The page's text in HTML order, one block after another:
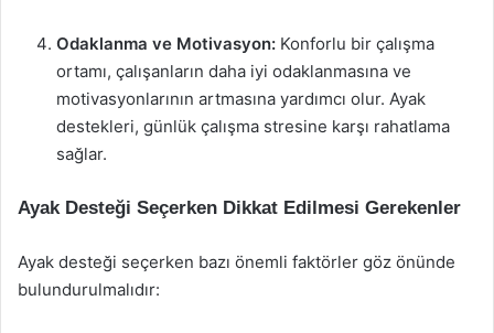
Odaklanma ve Motivasyon: Konforlu bir çalışma
ortamı, çalışanların daha iyi odaklanmasına ve
motivasyonlarının artmasına yardımcı olur. Ayak
destekleri, günlük çalışma stresine karşı rahatlama
sağlar.
Ayak Desteği Seçerken Dikkat Edilmesi Gerekenler
Ayak desteği seçerken bazı önemli faktörler göz önünde
bulundurulmalıdır: